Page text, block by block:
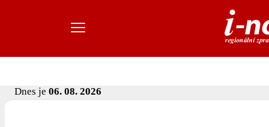
Dnes je 06. 08. 2026